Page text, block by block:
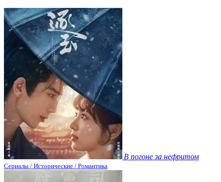
В погоне за нефритом
Сериалы / Исторические / Романтика